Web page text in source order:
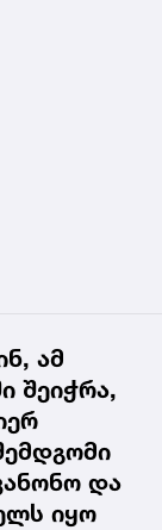
ამ
შეიჭრა,
და
იყო